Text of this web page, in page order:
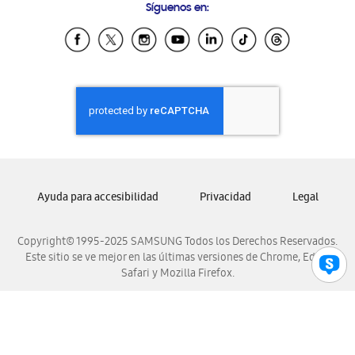
Samsung Ecuador
Samsung El Salvador
Samsung Honduras
Samsung Nicaragua
Samsung Panamá
Samsung Venezuela
Síguenos en:
Copyright© 1995-2025 SAMSUNG Todos los Derechos Reservados.
Este sitio se ve mejor en las últimas versiones de Chrome, Edge,
Safari y Mozilla Firefox.
Ayuda para accesibilidad Privacidad Legal